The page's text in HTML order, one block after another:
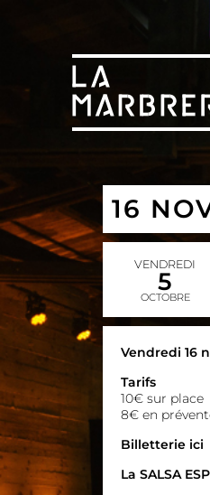
16
VENDREDI
5
OCTOBRE
Vendredi 16
Tarifs
10€ sur place
8€ en
Billetterie ici
La SALSA